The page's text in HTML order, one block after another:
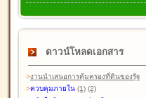
ดาวน์โหลดเอกสาร
>งานนำเสนอการคุ้มครองที่ดินของรัฐ
>ควบคุมภายใน (1) (2)